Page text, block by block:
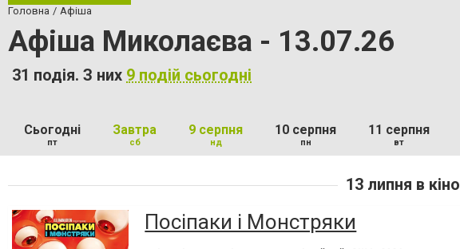
Головна Афіша
Афіша Миколаєва - 13.07.26
31 подія. З них 9 подій сьогодні
Сьогодні
пт
Завтра
сб
9 серпня
нд
10 серпня
пн
11 серпня
вт
13 липня в кіно
Посіпаки і Монстряки